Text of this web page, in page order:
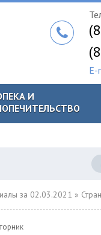
E-
И
за 02.03.2021 »